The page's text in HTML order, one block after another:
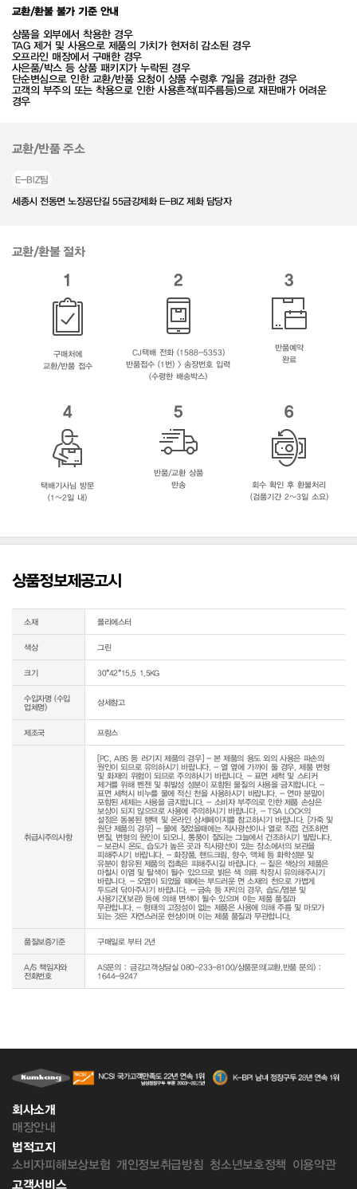
교환/환불 불가 기준 안내
상품을 외부에서 착용한 경우
TAG 제거 및 사용으로 제품의 가치가 현저히 감소된 경우
오프라인 매장에서 구매한 경우
사은품/박스 등 상품 패키지가 누락된 경우
단순변심으로 인한 교환/반품 요청이 상품 수령후 7일을 경과한 경우
고객의 부주의 또는 착용으로 인한 사용흔적(피주름등)으로 재판매가 어려운
경우
교환/반품 주소
E-BIZ팀
세종시 전동면 노장공단길 55금강제화 E-BIZ 제화 담당자
교환/환불 절차
1
구매처에
교환/반품 접수
2
CJ택배 전화 (1588-5353)
반품접수 (1번) > 송장번호 입력
(수령한 배송박스)
3
반품예약
완료
4
택배기사님 방문
(1~2일 내)
5
반품/교환 상품
반송
6
회수 확인 후 환불처리
(검품기간 2~3일 소요)
상품정보제공고시
소재 폴리에스터
색상 그린
크기 30*42*15.5 1.5KG
수입자명 (수입
업체명)
상세참고
제조국 프랑스
취급시주의사항
[PC, ABS 등 러기지 제품의 경우] - 본 제품의 용도 외의 사용은 파손의
원인이 되므로 유의하시기 바랍니다. - 열 옆에 가까이 둘 경우, 제품 변형
및 화재의 위험이 되므로 주의하시기 바랍니다. - 표면 세척 및 스티커
제거를 위해 벤젠 및 휘발성 성분이 포함된 물질의 사용을 금지합니다. -
표면 세척시 비누를 물에 적신 천을 사용하시기 바랍니다. - 연마 분말이
포함된 세제는 사용을 금지합니다. - 소비자 부주의로 인한 제품 손상은
보상이 되지 않으므로 사용에 주의하시기 바랍니다. - TSA LOCK의
설정은 동봉된 행텍 및 온라인 상세페이지를 참고하시기 바랍니다. [가죽 및
원단 제품의 경우] - 물에 젖었을때에는 직사광선이나 열로 직접 건조하면
변질, 변형의 원인이 되오니, 통풍이 잘되는 그늘에서 건조하시기 발랍니다.
- 보관시 온도, 습도가 높은 곳과 직사광선이 있는 장소에서의 보관을
피해주시기 바랍니다. - 화장품, 핸드크림, 향수, 액체 등 화학성분 및
유분이 함유된 제품의 접촉은 피해주시길 바랍니다. - 짙은 색상의 제품은
마찰시 이염 및 탈색이 될수 있으므로 밝은 색 의류 착장시 유의해주시기
바랍니다. - 오염이 되었을 때에는 부드러운 면 소재의 천으로 가볍게
두드려 닦아주시기 바랍니다. - 금속 등 자익의 경우, 습도/염분 및
사용기간(보관) 등에 의해 변색이 될수 있으며 이는 제품 품질과
무관합니다. - 형태의 고정성이 없는 제품은 사용에 의해 주름 및 마모가
되는 것은 자연스러운 현상이며 이는 제품 품질과 무관합니다.
품질보증기준 구매일로 부터 2년
A/S 책임자와
전화번호
AS문의 : 금강고객상담실 080-233-8100/상품문의(교환,반품 문의) :
1644-9247
회사소개
매장안내
법적고지
소비자피해보상보험 개인정보취급방침 청소년보호정책 이용약관
고객서비스